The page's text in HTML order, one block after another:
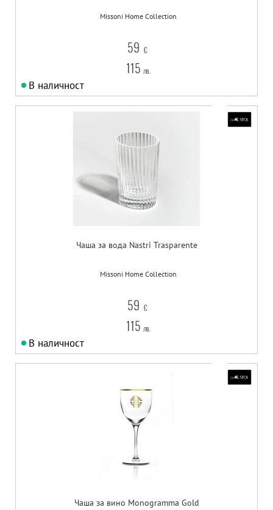
Missoni Home Collection
59 €
115 лв.
В наличност
Чаша за вода Nastri Trasparente
Missoni Home Collection
59 €
115 лв.
В наличност
Чаша за вино Monogramma Gold